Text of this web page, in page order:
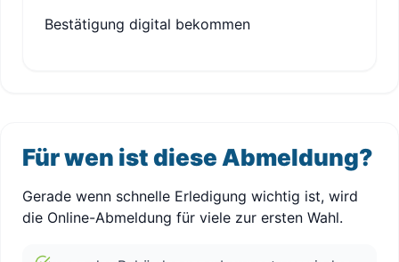
Bestätigung digital bekommen
Für wen ist diese Abmeldung?
Gerade wenn schnelle Erledigung wichtig ist, wird
die Online-Abmeldung für viele zur ersten Wahl.